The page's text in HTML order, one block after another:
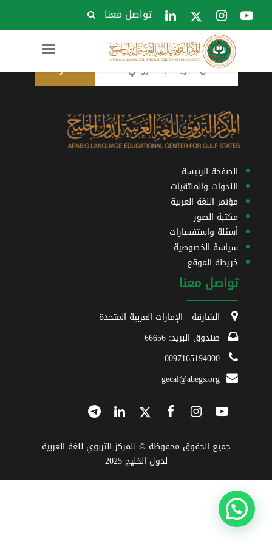
تواصل معنا
Toggle
الاشتراك في النشرة البريدية
تواصل معنا
الشارقة - الإمارات العربية المتحدة
صندوق البريد: 66656
0097165194000
gecal@abegs.org
الصفحة الرئيسة
الندوات والملتقيات
مؤتمر اللغة العربية
مكتبة الصور
أسئلة واستفسارات
سياسة الخصوصية
خريطة الموقع
جميع الحقوق محفوظة © للمركز التربوي للغة العربية
لدول الخليج 2025